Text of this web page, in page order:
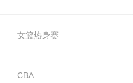
女篮热身赛
CBA